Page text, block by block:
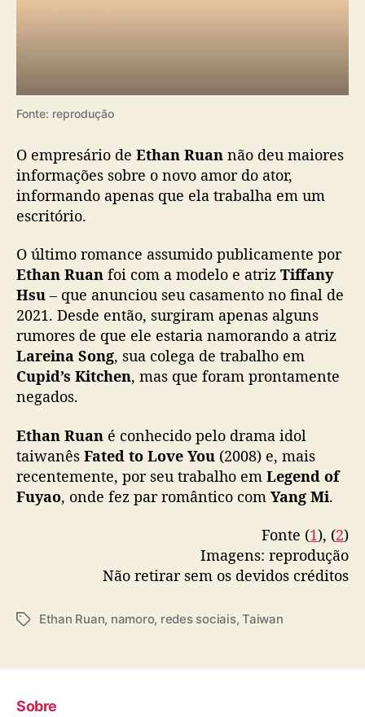
Fonte: reprodução
O empresário de Ethan Ruan não deu maiores
informações sobre o novo amor do ator,
informando apenas que ela trabalha em um
escritório.
O último romance assumido publicamente por
Ethan Ruan foi com a modelo e atriz Tiffany
Hsu – que anunciou seu casamento no final de
2021. Desde então, surgiram apenas alguns
rumores de que ele estaria namorando a atriz
Lareina Song, sua colega de trabalho em
Cupid’s Kitchen, mas que foram prontamente
negados.
Ethan Ruan é conhecido pelo drama idol
taiwanês Fated to Love You (2008) e, mais
recentemente, por seu trabalho em Legend of
Fuyao, onde fez par romântico com Yang Mi.
Fonte (1), (2)
Imagens: reprodução
Não retirar sem os devidos créditos
T
s
Ethan Ruan, namoro, redes sociais,Taiwan
Sobre